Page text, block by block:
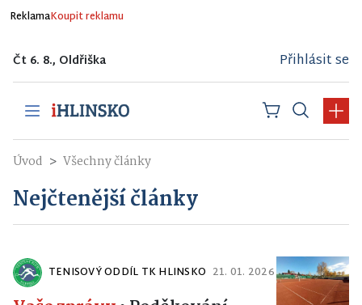
ReklamaKoupit reklamu
Čt 6. 8., Oldřiška Přihlásit se
Úvod Všechny články
Nejčtenější články
TENISOVÝ ODDÍL TK HLINSKO 21. 01. 2026